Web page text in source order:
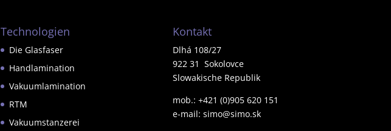
Technologien
Die Glasfaser
Handlamination
Vakuumlamination
RTM
Vakuumstanzerei
Kontakt
Dlhá 108/27
922 31 Sokolovce
Slowakische Republik
mob.: +421 (0)905 620 151
e-mail: simo@simo.sk